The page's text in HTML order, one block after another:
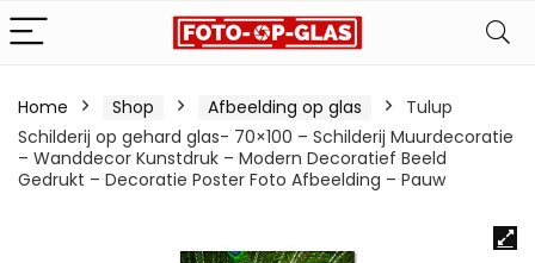
Home Shop Afbeelding op glas
Tulup
Schilderij op gehard glas- 70×100 – Schilderij Muurdecoratie
– Wanddecor Kunstdruk – Modern Decoratief Beeld
Gedrukt – Decoratie Poster Foto Afbeelding – Pauw